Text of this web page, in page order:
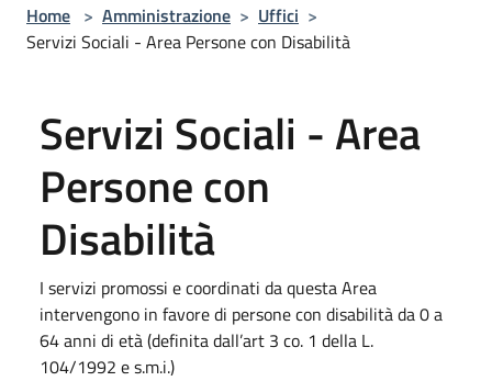
Home > Amministrazione > Uffici >
Servizi Sociali - Area Persone con Disabilità
Servizi Sociali - Area
Persone con
Disabilità
I servizi promossi e coordinati da questa Area
intervengono in favore di persone con disabilità da 0 a
64 anni di età (definita dall’art 3 co. 1 della L.
104/1992 e s.m.i.)